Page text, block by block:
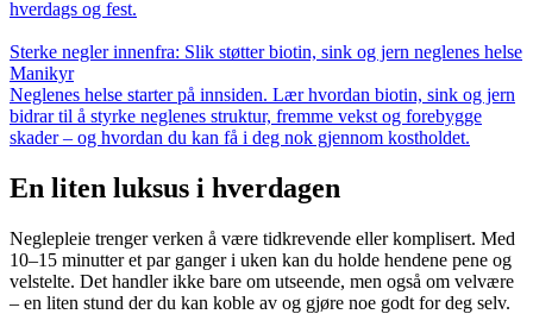
hverdags og fest.
Sterke negler innenfra: Slik støtter biotin, sink og jern neglenes helse
Manikyr
Neglenes helse starter på innsiden. Lær hvordan biotin, sink og jern
bidrar til å styrke neglenes struktur, fremme vekst og forebygge
skader – og hvordan du kan få i deg nok gjennom kostholdet.
En liten luksus i hverdagen
Neglepleie trenger verken å være tidkrevende eller komplisert. Med
10–15 minutter et par ganger i uken kan du holde hendene pene og
velstelte. Det handler ikke bare om utseende, men også om velvære
– en liten stund der du kan koble av og gjøre noe godt for deg selv.